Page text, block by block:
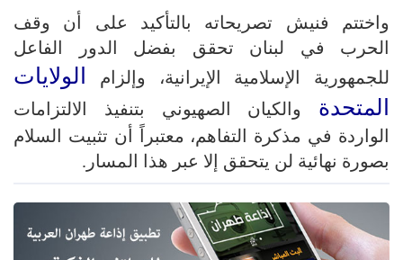
واختتم فنيش تصريحاته بالتأكيد على أن وقف
الحرب في لبنان تحقق بفضل الدور الفاعل
للجمهورية الإسلامية الإيرانية، وإلزام
الولايات
المتحدة والكيان الصهيوني بتنفيذ الالتزامات
الواردة في مذكرة التفاهم، معتبراً أن تثبيت السلام
بصورة نهائية لن يتحقق إلا عبر هذا المسار.